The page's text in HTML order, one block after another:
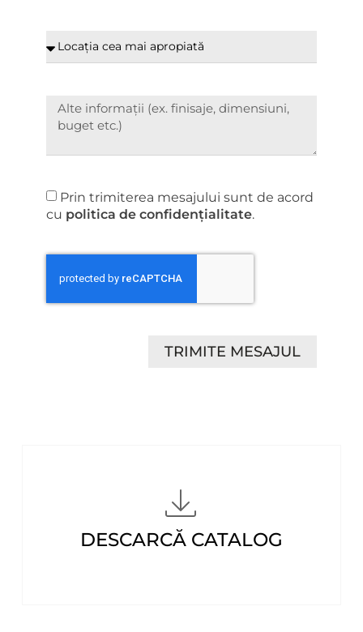
Prin trimiterea mesajului sunt de acord
cu politica de confidențialitate.
TRIMITE MESAJUL
DESCARCĂ CATALOG